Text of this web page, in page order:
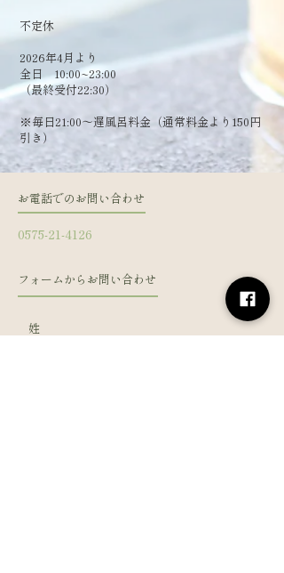
​不定休
2026年4月より
全日 10:00~23:00
（最終受付22:30）
​※毎日21:00～遅風呂料金（通常料金より150円
引き）
お電話でのお問い合わせ
0575-21-4126
フォームからお問い合わせ
姓